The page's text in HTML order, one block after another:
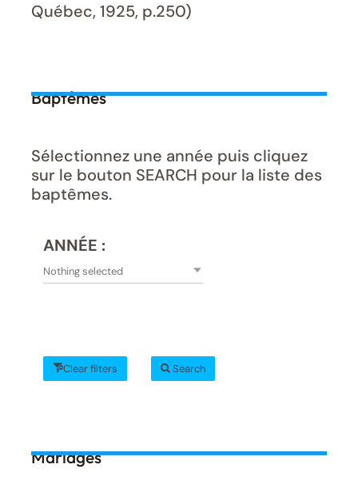
Québec, 1925, p.250)
Baptêmes
Sélectionnez une année puis cliquez
sur le bouton SEARCH pour la liste des
baptêmes.
ANNÉE :
Nothing selected
Clear filters Search
Mariages